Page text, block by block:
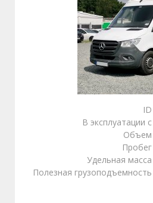
ID
В эксплуатации с
Объем
Пробег
Удельная масса
Полезная грузоподъемность